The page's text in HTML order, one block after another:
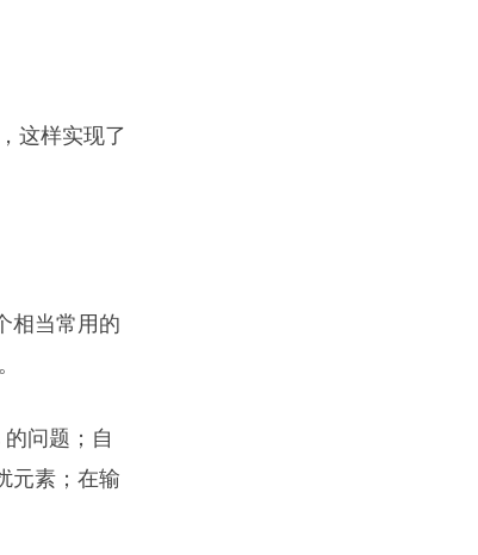
这样实现了
相当常用的
问题；自
元素；在输